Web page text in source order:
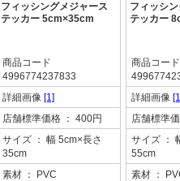
フィッシングメジャース
テッカー 5cm×35cm
商品コード
4996774237833
詳細画像 [1]
店舗標準価格 ： 400円
サイズ ： 幅 5cm×長さ
35cm
素材 ： PVC
フィッシ
テッカー
商品コード
詳細画像
店舗標準
サイズ ：
55cm
素材 ：